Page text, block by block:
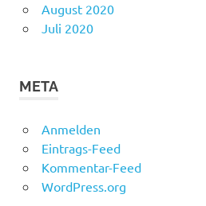
August 2020
Juli 2020
META
Anmelden
Eintrags-Feed
Kommentar-Feed
WordPress.org